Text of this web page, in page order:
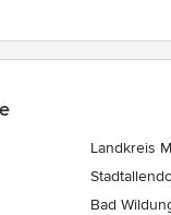
Landkreis
Bad